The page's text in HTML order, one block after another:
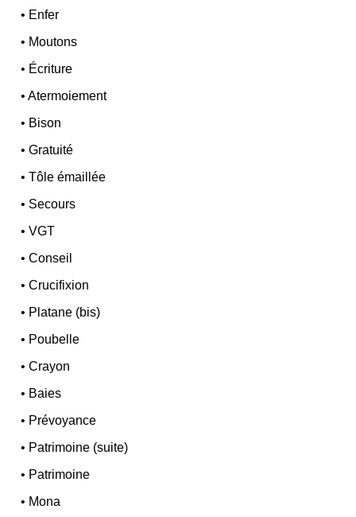
• Enfer
• Moutons
• Écriture
•Atermoiement
• Bison
•Gratuité
•Tôle émaillée
• Secours
•VGT
•Conseil
•Crucifixion
• Platane (bis)
• Poubelle
•Crayon
• Baies
• Prévoyance
• Patrimoine (suite)
• Patrimoine
• Mona